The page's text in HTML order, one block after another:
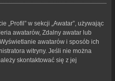
„Profil” w sekcji „Awatar”, używając
awatarów, Zdalny awatar lub
awatarów i sposób ich
witryny. Jeśli nie można
skontaktować się z jej